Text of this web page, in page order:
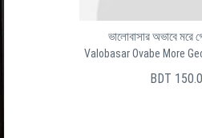
ভালোবাসার অভাবে মরে
Valobasar Ovabe More
BDT